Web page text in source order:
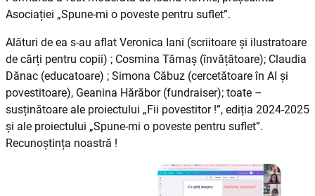
Asociației „Spune-mi o poveste pentru suflet”.
Alături de ea s-au aflat Veronica Iani (scriitoare și ilustratoare
de cărți pentru copii) ; Cosmina Tămaș (învățătoare); Claudia
Dănac (educatoare) ; Simona Căbuz (cercetătoare în AI și
povestitoare), Geanina Hărăbor (fundraiser); toate –
susținătoare ale proiectului „Fii povestitor !”, ediția 2024-2025
și ale proiectului „Spune-mi o poveste pentru suflet”.
Recunoștința noastră !